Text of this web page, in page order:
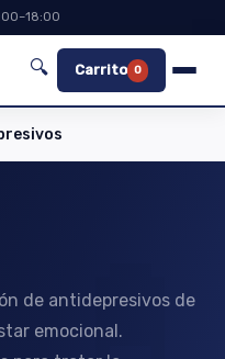
🔍 Carrito 0
de antidepresivos de
emocional.